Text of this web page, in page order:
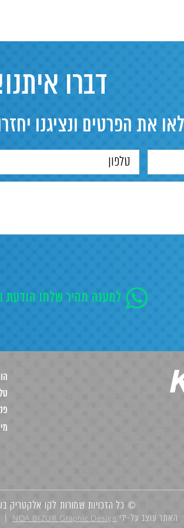
דברו
את הפרטים ונציגנו
למענה מהיר שלחו הודעת
טל. 03-
פקס.
© כל הזכויות שמורות לקו אלקטריק בע"מ
האתר עוצב על-ידי NOA BIZUR Graphic Design